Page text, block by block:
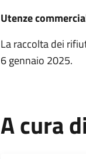
Utenze
La raccolta dei
6 gennaio 2025.
A cura di